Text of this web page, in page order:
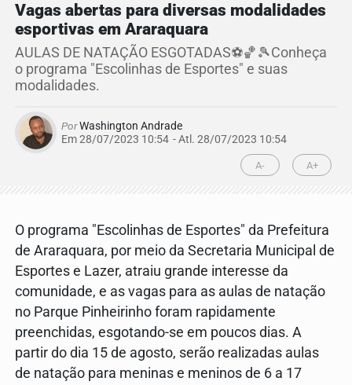
Vagas abertas para diversas modalidades
esportivas em Araraquara
AULAS DE NATAÇÃO ESGOTADAS⚽🏀🎾Conheça
o programa "Escolinhas de Esportes" e suas
modalidades.
PorWashington Andrade
Em 28/07/2023 10:54 - Atl. 28/07/2023 10:54
A- A+
O programa "Escolinhas de Esportes" da Prefeitura
de Araraquara, por meio da Secretaria Municipal de
Esportes e Lazer, atraiu grande interesse da
comunidade, e as vagas para as aulas de natação
no Parque Pinheirinho foram rapidamente
preenchidas, esgotando-se em poucos dias. A
partir do dia 15 de agosto, serão realizadas aulas
de natação para meninas e meninos de 6 a 17